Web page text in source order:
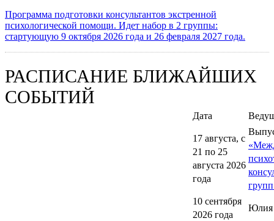
Программа подготовки консультантов экстренной
психологической помощи. Идет набор в 2 группы:
стартующую 9 октября 2026 года и 26 февраля 2027 года.
РАСПИСАНИЕ БЛИЖАЙШИХ
СОБЫТИЙ
Дата
17 августа, с
21 по 25
августа 2026
года
10 сентября
2026 года
Юлия